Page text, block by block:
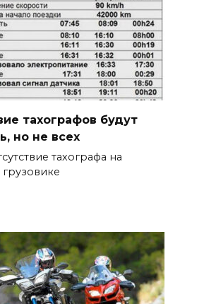
тахографов будут
но не всех
тахографа на
грузовике